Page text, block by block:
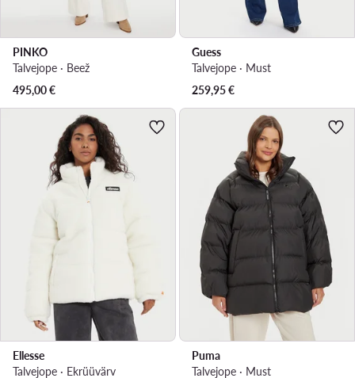
PINKO
Talvejope · Beež
495,00€
Guess
Talvejope · Must
259,95€
Ellesse
Talvejope · Ekrüüvärv
Puma
Talvejope · Must